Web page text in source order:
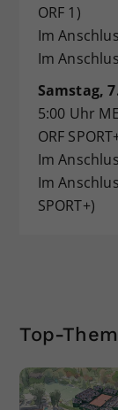
ORF 1)
Im
Im
Samstag,
5:00 Uhr
ORF
Im
Im
SPORT+)
Top-